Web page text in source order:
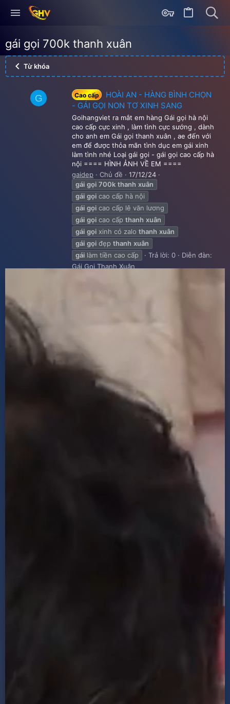
gái gọi 700k thanh xuân
Từ khóa
G Cao cấp
HOÀI AN - HÀNG BÌNH CHỌN
- GÁI GỌI NON TƠ XINH SANG
Goihangviet ra mắt em hàng Gái gọi hà nội
cao cấp cực xinh , làm tình cực sướng , dành
cho anh em Gái gọi thanh xuân , ae đến với
em để được thỏa mãn tình dục em gái xinh
làm tình nhé Loại gái gọi - gái gọi cao cấp hà
nội ==== HÌNH ẢNH VỀ EM ====
gaidep
Chủ đề
17/12/24
gái gọi 700k thanh xuân
gái gọi cao cấp hà nội
gái gọi cao cấp lê văn lương
gái gọi cao cấp thanh xuân
gái gọi xinh có zalo thanh xuân
gái gọi đẹp thanh xuân
gái làm tiền cao cấp Trả lời: 0
Diễn đàn:
Gái Gọi Thanh Xuân